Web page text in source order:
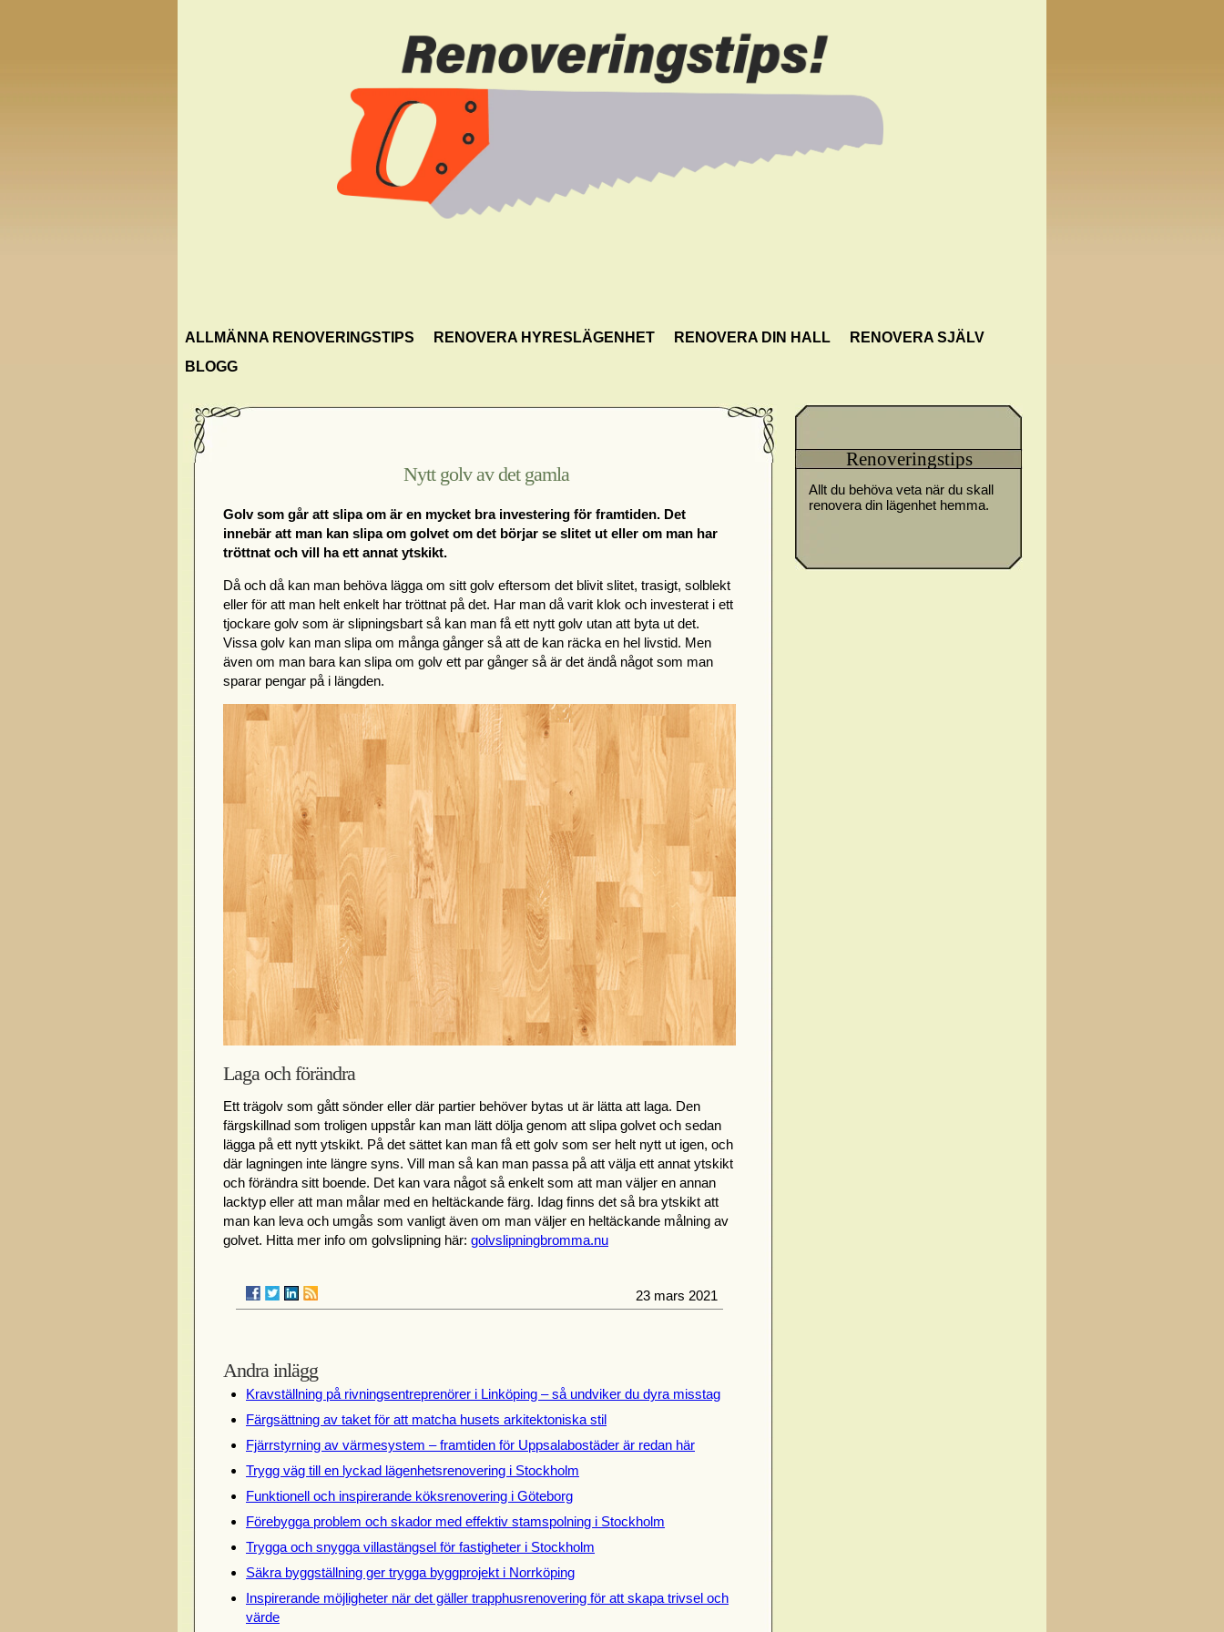
ALLMÄNNA RENOVERINGSTIPS RENOVERA HYRESLÄGENHET RENOVERA DIN HALL
RENOVERA SJÄLV
BLOGG
Nytt golv av det gamla
Golv som går att slipa om är en mycket bra investering för framtiden. Det
innebär att man kan slipa om golvet om det börjar se slitet ut eller om man har
tröttnat och vill ha ett annat ytskikt.
Då och då kan man behöva lägga om sitt golv eftersom det blivit slitet, trasigt, solblekt
eller för att man helt enkelt har tröttnat på det. Har man då varit klok och investerat i ett
tjockare golv som är slipningsbart så kan man få ett nytt golv utan att byta ut det.
Vissa golv kan man slipa om många gånger så att de kan räcka en hel livstid. Men
även om man bara kan slipa om golv ett par gånger så är det ändå något som man
sparar pengar på i längden.
Laga och förändra
Ett trägolv som gått sönder eller där partier behöver bytas ut är lätta att laga. Den
färgskillnad som troligen uppstår kan man lätt dölja genom att slipa golvet och sedan
lägga på ett nytt ytskikt. På det sättet kan man få ett golv som ser helt nytt ut igen, och
där lagningen inte längre syns. Vill man så kan man passa på att välja ett annat ytskikt
och förändra sitt boende. Det kan vara något så enkelt som att man väljer en annan
lacktyp eller att man målar med en heltäckande färg. Idag finns det så bra ytskikt att
man kan leva och umgås som vanligt även om man väljer en heltäckande målning av
golvet. Hitta mer info om golvslipning här: golvslipningbromma.nu
23 mars 2021
Andra inlägg
Kravställning på rivningsentreprenörer i Linköping – så undviker du dyra misstag
Färgsättning av taket för att matcha husets arkitektoniska stil
Fjärrstyrning av värmesystem – framtiden för Uppsalabostäder är redan här
Trygg väg till en lyckad lägenhetsrenovering i Stockholm
Funktionell och inspirerande köksrenovering i Göteborg
Förebygga problem och skador med effektiv stamspolning i Stockholm
Trygga och snygga villastängsel för fastigheter i Stockholm
Säkra byggställning ger trygga byggprojekt i Norrköping
Inspirerande möjligheter när det gäller trapphusrenovering för att skapa trivsel och
värde
Renoveringstips
Allt du behöva veta när du skall
renovera din lägenhet hemma.